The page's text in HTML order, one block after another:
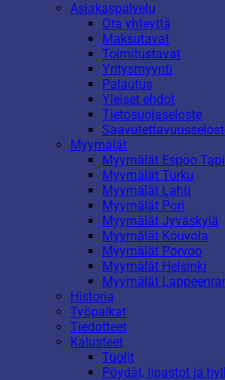
Asiakaspalvelu
Ota yhteyttä
Maksutavat
Toimitustavat
Yritysmyynti
Palautus
Yleiset ehdot
Tietosuojaseloste
Myymälät
Myymälät Espoo
Myymälät Turku
Myymälät Lahti
Myymälät Pori
Myymälät Jyväskylä
Myymälät Kouvola
Myymälät Porvoo
Myymälät Helsinki
Myymälät
Historia
Työpaikat
Tiedotteet
Kalusteet
Tuolit
Pöydät, lipastot ja